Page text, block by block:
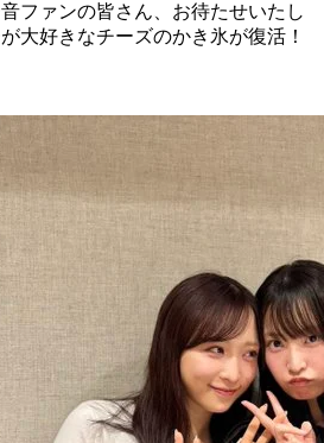
ファンの皆さん、お待たせいたし
大好きなチーズのかき氷が復活！